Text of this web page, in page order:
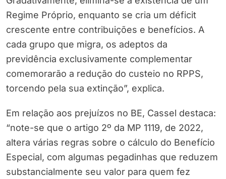
Regime Próprio, enquanto se cria um déficit
crescente entre contribuições e benefícios. A
cada grupo que migra, os adeptos da
previdência exclusivamente complementar
comemorarão a redução do custeio no RPPS,
torcendo pela sua extinção”, explica.
Em relação aos prejuízos no BE, Cassel destaca:
“note-se que o artigo 2º da MP 1119, de 2022,
altera várias regras sobre o cálculo do Benefício
Especial, com algumas pegadinhas que reduzem
substancialmente seu valor para quem fez